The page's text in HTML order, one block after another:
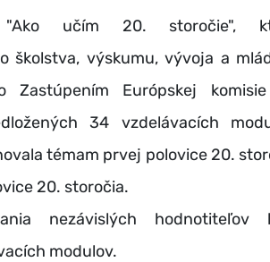
učím 20. storočie",
školstva, výskumu, vývoja a
Zastúpením Európskej
34 vzdelávacích
témam prvej polovice 20.
20. storočia.
nezávislých hodnotiteľov
modulov.